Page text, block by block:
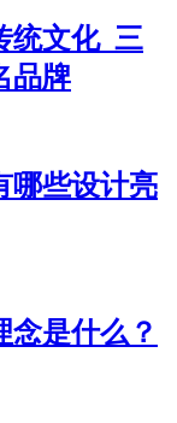
统文化 三
品牌
哪些设计亮
念是什么？